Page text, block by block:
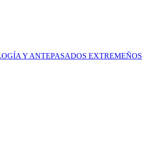
Y ANTEPASADOS EXTREMEÑOS